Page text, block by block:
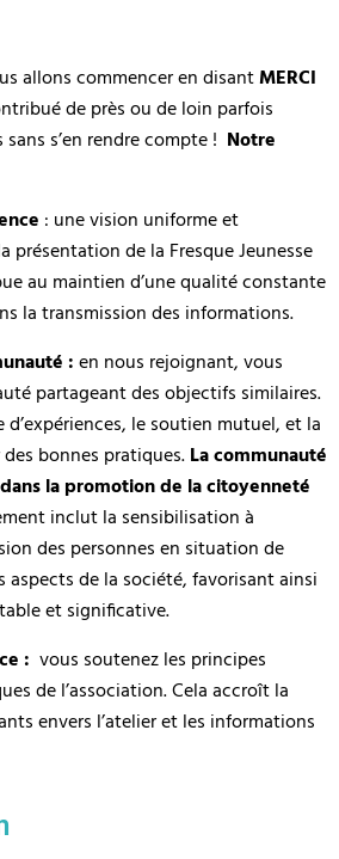
allons commencer en disantMERCI
de près ou de loin parfois
s’en rendre compte ! Notre
: une vision uniforme et
présentation de la Fresque Jeunesse
au maintien d’une qualité constante
la transmission des informations.
:en nous rejoignant, vous
partageant des objectifs similaires.
d’expériences, le soutien mutuel, et la
bonnes pratiques.La communauté
la promotion de la citoyenneté
inclut la sensibilisation à
des personnes en situation de
aspects de la société, favorisant ainsi
et significative.
: vous soutenez les principes
de l’association. Cela accroît la
envers l’atelier et les informations